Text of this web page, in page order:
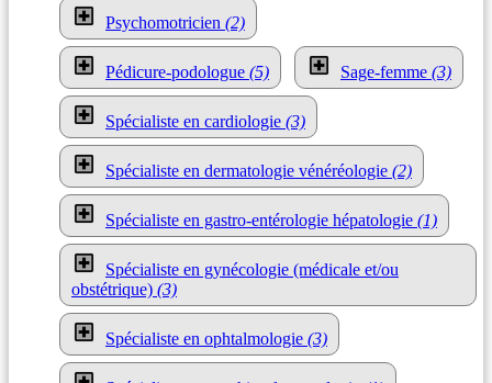
Psychomotricien (2)
Pédicure-podologue (5) Sage-femme (3)
Spécialiste en cardiologie (3)
Spécialiste en dermatologie vénéréologie (2)
Spécialiste en gastro-entérologie hépatologie (1)
Spécialiste en gynécologie (médicale et/ou
obstétrique) (3)
Spécialiste en ophtalmologie (3)